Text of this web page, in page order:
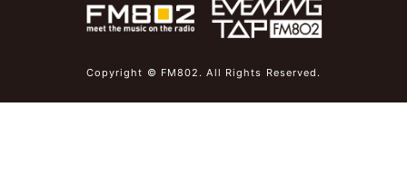
Copyright © FM802. All Rights Reserved.